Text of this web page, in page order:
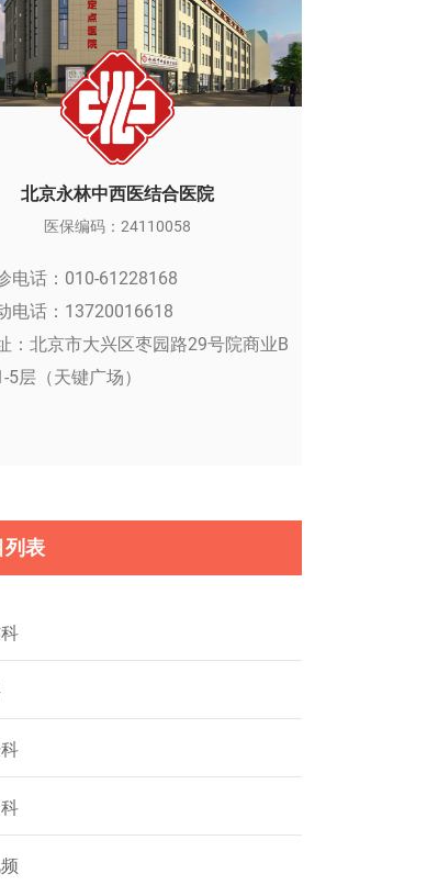
北京永林中西医结合医院
医保编码：24110058
电话：010-61228168
电话：13720016618
：北京市大兴区枣园路29号院商业B
5层（天键广场）
列表